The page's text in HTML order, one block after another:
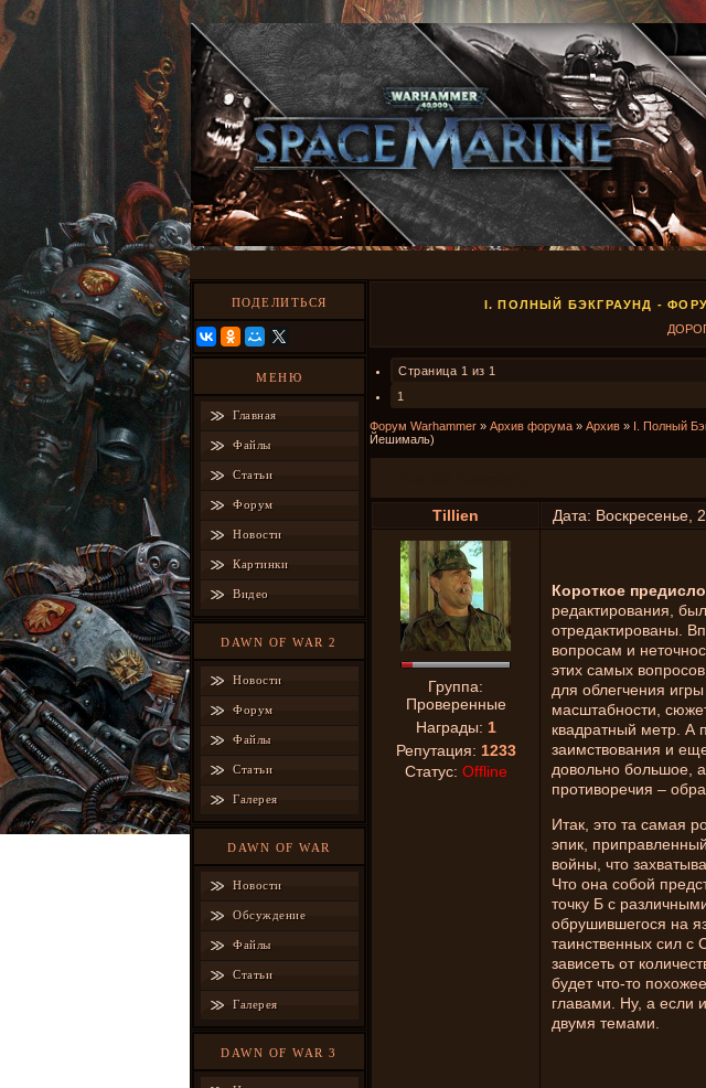
ПОДЕЛИТЬСЯ
МЕНЮ
Главная
Файлы
Статьи
Форум
Новости
Картинки
Видео
DAWN OF WAR 2
Новости
Форум
Файлы
Статьи
Галерея
DAWN OF WAR
Новости
Обсуждение
Файлы
Статьи
Галерея
DAWN OF WAR 3
I. ПОЛНЫЙ БЭКГРАУНД -
Страница 1 из 1
1
Форум Warhammer » Архив форума » Архив » I. Полный
Йешималь)
Tillien Дата: Воскресенье,
Группа:
Проверенные
Награды: 1
Репутация: 1233
Статус: Offline
Короткое
редактирования,
отредактированы.
вопросам и
этих самых
для облегчения
масштабности,
квадратный метр. А
заимствования и
довольно большое,
противоречия –
Итак, это та самая
эпик,
войны, что
Что она собой
точку Б с
обрушившегося на
таинственных сил с
зависеть от
будет что-то
главами. Ну, а если
двумя темами.